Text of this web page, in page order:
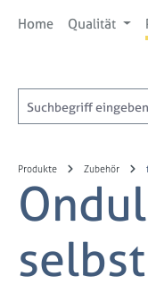
Hauptinhalt springen
Zur Suche springen
Zur Hauptnavigation
Home Qualität
Produkte Zubehör